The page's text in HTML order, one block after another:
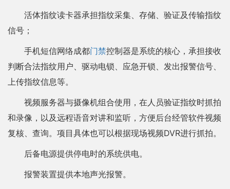
活体指纹读卡器承担指纹采集、存储、验证及传输指纹
信号；
手机短信网络成都门禁控制器是系统的核心，承担接收
判断合法指纹用户、驱动电锁、应急开锁、发出报警信号、
上传指纹信息等。
视频服务器与摄像机组合使用，在人员验证指纹时抓拍
和录像，以及远程语音对讲和监听，方便后台经管软件视频
复核、查询。项目具体也可以根据现场视频DVR进行抓拍。
后备电源提供停电时的系统供电。
报警装置提供本地声光报警。